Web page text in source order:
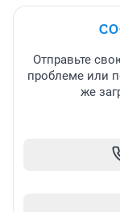
Отправьте
проблеме или
же